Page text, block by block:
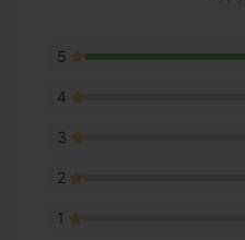
5
4
3
2
1